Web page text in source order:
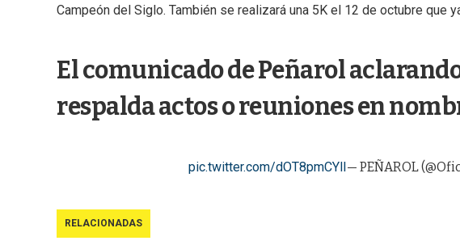
Campeón del Siglo. También se realizará una 5K el 12 de octubre que
El comunicado de Peñarol
respalda actos o reuniones en
pic.twitter.com/dOT8pmCYlI — PEÑAROL
RELACIONADAS